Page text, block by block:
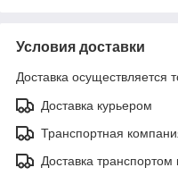
Условия доставки
Доставка осуществляется
Доставка курьером
Транспортная
Доставка